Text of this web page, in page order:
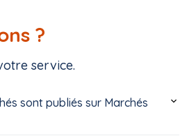
?
service.
sont publiés sur Marchés